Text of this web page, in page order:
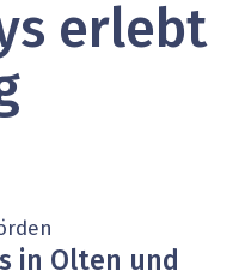
erlebt
in Olten und